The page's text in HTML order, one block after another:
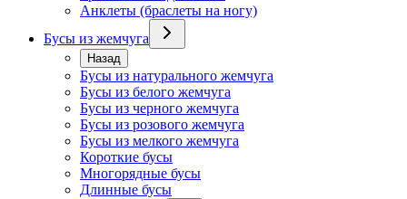
Анклеты (браслеты на ногу)
Бусы из жемчуга
Назад
Бусы из натурального жемчуга
Бусы из белого жемчуга
Бусы из черного жемчуга
Бусы из розового жемчуга
Бусы из мелкого жемчуга
Короткие бусы
Многорядные бусы
Длинные бусы